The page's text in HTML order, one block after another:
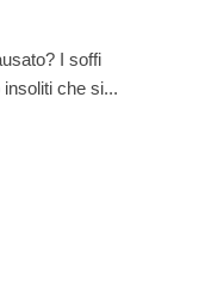
I soffi
che si...